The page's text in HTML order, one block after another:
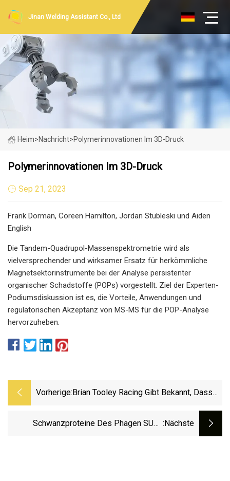
Jinan Welding Assistant Co., Ltd
Heim>Nachricht>Polymerinnovationen Im 3D-Druck
Polymerinnovationen Im 3D-Druck
Sep 21, 2023
Frank Dorman, Coreen Hamilton, Jordan Stubleski und Aiden
English
Die Tandem-Quadrupol-Massenspektrometrie wird als
vielversprechender und wirksamer Ersatz für herkömmliche
Magnetsektorinstrumente bei der Analyse persistenter
organischer Schadstoffe (POPs) vorgestellt. Ziel der Experten-
Podiumsdiskussion ist es, die Vorteile, Anwendungen und
regulatorischen Akzeptanz von MS-MS für die POP-Analyse
hervorzuheben.
Vorherige: Brian Tooley Racing Gibt Bekannt, Dass
Schwanzproteine ​​des Phagen SU10 :nächste